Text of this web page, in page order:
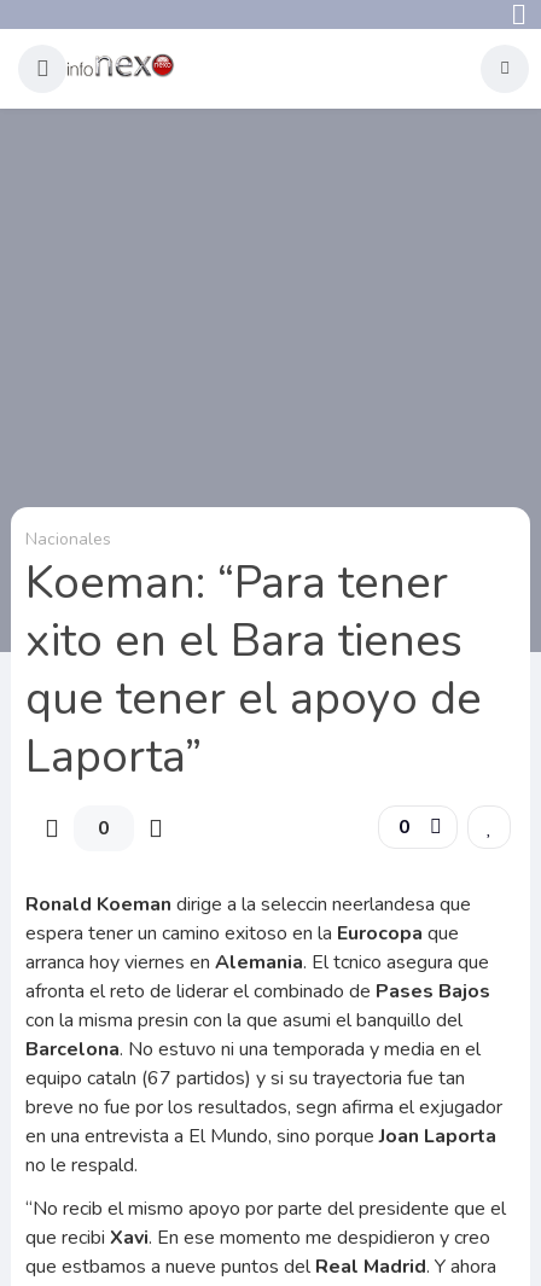
Nacionales
Koeman: “Para tener
xito en el Bara tienes
que tener el apoyo de
Laporta”
0 0
Ronald Koeman dirige a la seleccin neerlandesa que
espera tener un camino exitoso en la Eurocopa que
arranca hoy viernes en Alemania. El tcnico asegura que
afronta el reto de liderar el combinado de Pases Bajos
con la misma presin con la que asumi el banquillo del
Barcelona. No estuvo ni una temporada y media en el
equipo cataln (67 partidos) y si su trayectoria fue tan
breve no fue por los resultados, segn afirma el exjugador
en una entrevista a El Mundo, sino porqueJoan Laporta
no le respald.
“No recib el mismo apoyo por parte del presidente que el
que recibi Xavi. En ese momento me despidieron y creo
que estbamos a nueve puntos delReal Madrid. Y ahora